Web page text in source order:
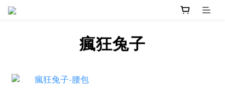
瘋狂兔子